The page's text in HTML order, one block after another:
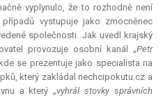
vyplynulo, že to rozhodně není
vystupuje jako zmocněnec
společnosti. Jak uvedl krajský
provozuje osobní kanál „Petr
se prezentuje jako specialista na
který zakládal nechcipokutu.cz a
a který „vyhrál stovky správních